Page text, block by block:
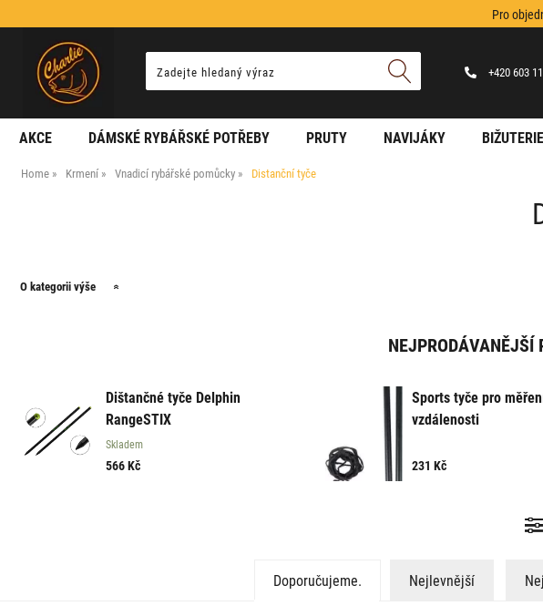
Pro
+420 603
AKCE DÁMSKÉ RYBÁŘSKÉ POTŘEBY PRUTY NAVIJÁKY BIŽUTERIE
Home Krmení Vnadicí rybářské pomůcky Distanční tyče
O kategorii výše
NEJPRODÁVANĚJŠÍ
Dištančné tyče Delphin
RangeSTIX
Skladem
566Kč
Sports tyče pro
vzdálenosti
231Kč
Doporučujeme. Nejlevnější